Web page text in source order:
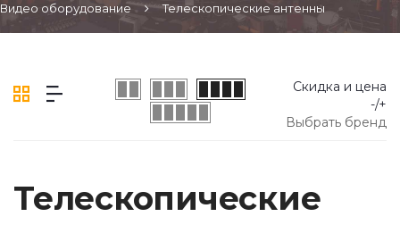
Видео оборудование
Телескопические антенны
Скидка и цена
-/+
Выбрать бренд
Телескопические